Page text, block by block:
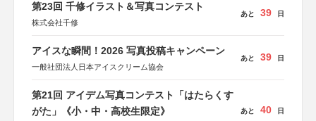
第23回 千修イラスト＆写真コンテスト
株式会社千修
あと 39 日
アイスな瞬間！2026 写真投稿キャンペーン
一般社団法人日本アイスクリーム協会
あと 39 日
第21回 アイデム写真コンテスト「はたらくす
がた」《小・中・高校生限定》
あと 40 日